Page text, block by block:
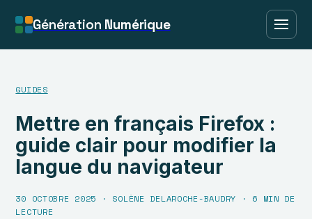
Génération Numérique
GUIDES
Mettre en français Firefox :
guide clair pour modifier la
langue du navigateur
30 OCTOBRE 2025 · SOLÈNE DELAROCHE-BAUDRY ·
6 MIN DE
LECTURE